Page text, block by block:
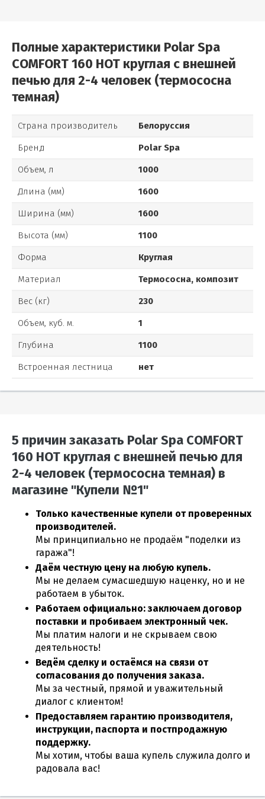
Полные характеристики Polar Spa
COMFORT 160 HOT круглая с внешней
печью для 2-4 человек (термососна
темная)
Страна производитель Белоруссия
Бренд Polar Spa
Объем, л 1000
Длина (мм) 1600
Ширина (мм) 1600
Высота (мм) 1100
Форма Круглая
Материал Термососна, композит
Вес (кг) 230
Объем, куб. м. 1
Глубина 1100
Встроенная лестница нет
5 причин заказать Polar Spa COMFORT
160 HOT круглая с внешней печью для
2-4 человек (термососна темная) в
магазине "Купели №1"
Только качественные купели от проверенных
производителей.
Мы принципиально не продаём "поделки из
гаража"!
Даём честную цену на любую купель.
Мы не делаем сумасшедшую наценку, но и не
работаем в убыток.
Работаем официально: заключаем договор
поставки и пробиваем электронный чек.
Мы платим налоги и не скрываем свою
деятельность!
Ведём сделку и остаёмся на связи от
согласования до получения заказа.
Мы за честный, прямой и уважительный
диалог с клиентом!
Предоставляем гарантию производителя,
инструкции, паспорта и постпродажную
поддержку.
Мы хотим, чтобы ваша купель служила долго и
радовала вас!